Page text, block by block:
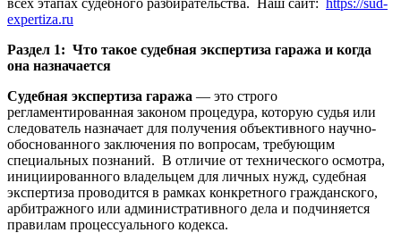
expertiza.ru
Раздел 1: Что такое судебная экспертиза гаража и когда
она назначается
Судебная экспертиза гаража — это строго
регламентированная законом процедура, которую судья или
следователь назначает для получения объективного научно-
обоснованного заключения по вопросам, требующим
специальных познаний. В отличие от технического осмотра,
инициированного владельцем для личных нужд, судебная
экспертиза проводится в рамках конкретного гражданского,
арбитражного или административного дела и подчиняется
правилам процессуального кодекса.